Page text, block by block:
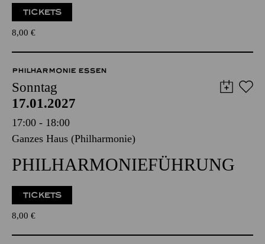
Für Kinder ab dem Grundschulalter
8,00 €
PHILHARMONIE ESSEN
Sonntag
17.01.2027
17:00 - 18:00
PHILHARMONIE­FÜHRUNG